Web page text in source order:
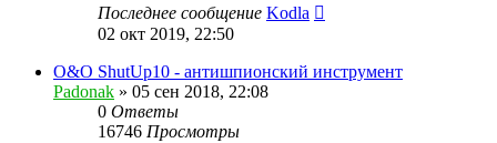
Последнее сообщение Kodla
02 окт 2019, 22:50
O&O ShutUp10 - антишпионский инструмент
Padonak » 05 сен 2018, 22:08
0 Ответы
16746 Просмотры